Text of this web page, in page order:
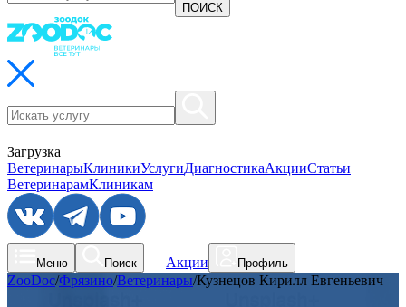
ПОИСК
Загрузка
ВетеринарыКлиникиУслугиДиагностикаАкцииСтатьи
ВетеринарамКлиникам
Меню Поиск Акции Профиль
ZooDoc/Фрязино/Ветеринары/Кузнецов Кирилл Евгеньевич